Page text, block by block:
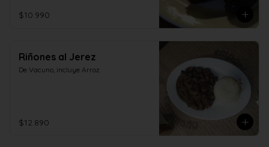
$10.990
Riñones al Jerez
De Vacuno, incluye Arroz
$12.890